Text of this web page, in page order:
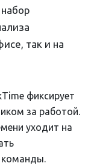
так и на
фиксирует
за работой.
уходит на
команды.